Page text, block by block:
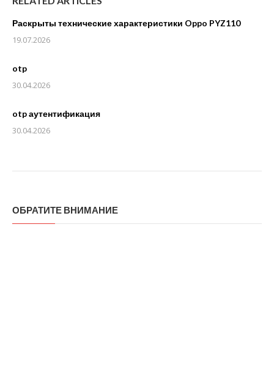
Раскрыты технические характеристики Oppo PYZ110
19.07.2026
otp
30.04.2026
otp аутентификация
30.04.2026
ОБРАТИТЕ ВНИМАНИЕ